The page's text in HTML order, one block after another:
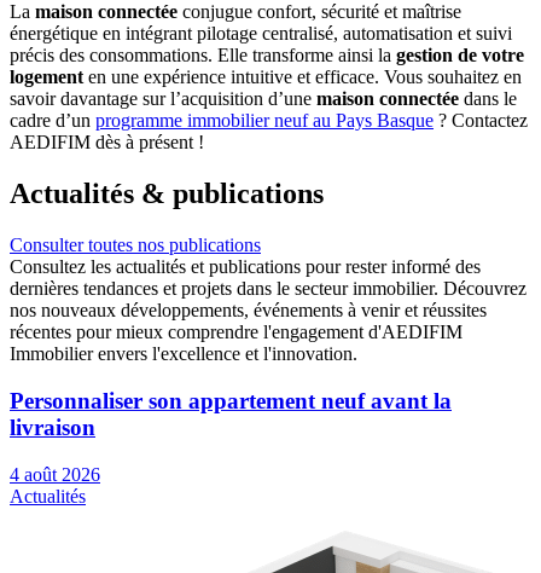
La maison connectée conjugue confort, sécurité et maîtrise
énergétique en intégrant pilotage centralisé, automatisation et suivi
précis des consommations. Elle transforme ainsi la gestion de votre
logement en une expérience intuitive et efficace. Vous souhaitez en
savoir davantage sur l’acquisition d’une maison connectée dans le
cadre d’un programme immobilier neuf au Pays Basque ? Contactez
AEDIFIM dès à présent !
Actualités & publications
Consulter toutes nos publications
Consultez les actualités et publications pour rester informé des
dernières tendances et projets dans le secteur immobilier. Découvrez
nos nouveaux développements, événements à venir et réussites
récentes pour mieux comprendre l'engagement d'AEDIFIM
Immobilier envers l'excellence et l'innovation.
Personnaliser son appartement neuf avant la
livraison
4 août 2026
Actualités